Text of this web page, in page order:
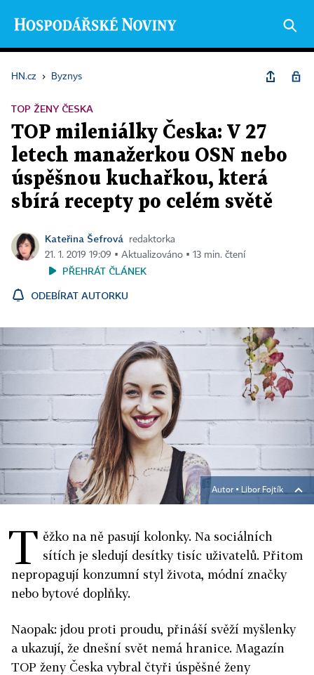
HN.cz › Byznys
TOP ŽENY ČESKA
TOP mileniálky Česka: V 27
letech manažerkou OSN nebo
úspěšnou kuchařkou, která
sbírá recepty po celém světě
Kateřina Šefrová
redaktorka
21. 1. 2019 19:09 ▪ Aktualizováno ▪ 13 min. čtení
PŘEHRÁT ČLÁNEK
ODEBÍRAT AUTORKU
Autor ▪ Libor Fojtík
T ěžko na ně pasují kolonky. Na sociálních
sítích je sledují desítky tisíc uživatelů. Přitom
nepropagují konzumní styl života, módní značky
nebo bytové doplňky.
Naopak: jdou proti proudu, přináší svěží myšlenky
a ukazují, že dnešní svět nemá hranice. Magazín
TOP ženy Česka vybral čtyři úspěšné ženy